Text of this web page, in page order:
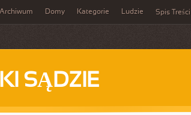
Archiwum Domy Kategorie Ludzie Spis Treści
SĄDZIE